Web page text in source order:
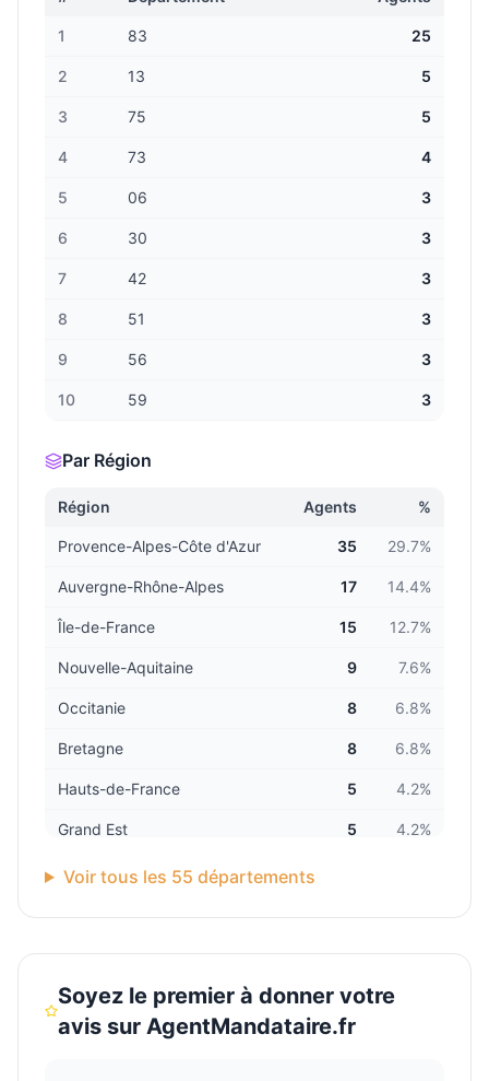
1 83 25
2 13 5
3 75 5
4 73 4
5 06 3
6 30 3
7 42 3
8 51 3
9 56 3
10 59 3
Par Région
Région Agents %
Provence-Alpes-Côte d'Azur 35 29.7%
Auvergne-Rhône-Alpes 17 14.4%
Île-de-France 15 12.7%
Nouvelle-Aquitaine 9 7.6%
Occitanie 8 6.8%
Bretagne 8 6.8%
Hauts-de-France 5 4.2%
Grand Est 5 4.2%
DOM-TOM
Normandie 3 2.5%
Pays de la Loire 2
Bourgogne-Franche-Comté 1
Voir tous les 55 départements
Soyez le premier à donner votre
avis surAgentMandataire.fr